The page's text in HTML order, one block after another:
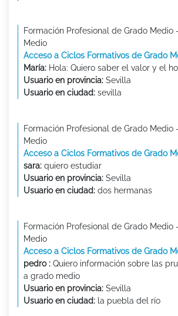
Formación Profesional de Grado Medio
Medio
Acceso a Ciclos Formativos de Grado
María: Hola: Quiero saber el valor y el
Usuario en provincia: Sevilla
Usuario en ciudad: sevilla
Formación Profesional de Grado Medio
Medio
Acceso a Ciclos Formativos de Grado
sara: quiero estudiar
Usuario en provincia: Sevilla
Usuario en ciudad: dos hermanas
Formación Profesional de Grado Medio
Medio
Acceso a Ciclos Formativos de Grado
pedro : Quiero información sobre las
a grado medio
Usuario en provincia: Sevilla
Usuario en ciudad: la puebla del río